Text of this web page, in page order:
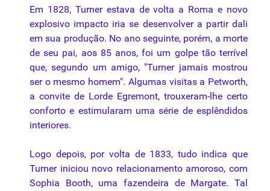
Em 1828, Turner estava de volta a Roma e novo
explosivo impacto iria se desenvolver a partir dali
em sua produção. No ano seguinte, porém, a morte
de seu pai, aos 85 anos, foi um golpe tão terrível
que, segundo um amigo, "Turner jamais mostrou
ser o mesmo homem". Algumas visitas a Petworth,
a convite de Lorde Egremont, trouxeram-lhe certo
conforto e estimularam uma série de esplêndidos
interiores.
Logo depois, por volta de 1833, tudo indica que
Turner iniciou novo relacionamento amoroso, com
Sophia Booth, uma fazendeira de Margate. Tal